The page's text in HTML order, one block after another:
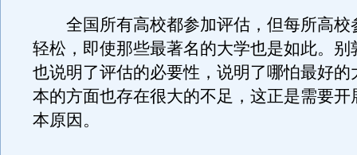
全国所有高校都参加评估，但每所高校
轻松，即使那些最著名的大学也是如此。别
也说明了评估的必要性，说明了哪怕最好的
本的方面也存在很大的不足，这正是需要开
本原因。